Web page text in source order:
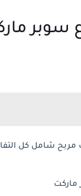
شامل كل
ماركت